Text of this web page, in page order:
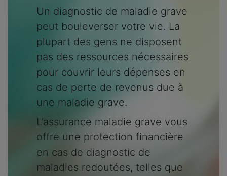
Un diagnostic de maladie grave
peut bouleverser votre vie. La
plupart des gens ne disposent
pas des ressources nécessaires
pour couvrir leurs dépenses en
cas de perte de revenus due à
une maladie grave.
L’assurance maladie grave vous
offre une protection financière
en cas de diagnostic de
maladies redoutées, telles que